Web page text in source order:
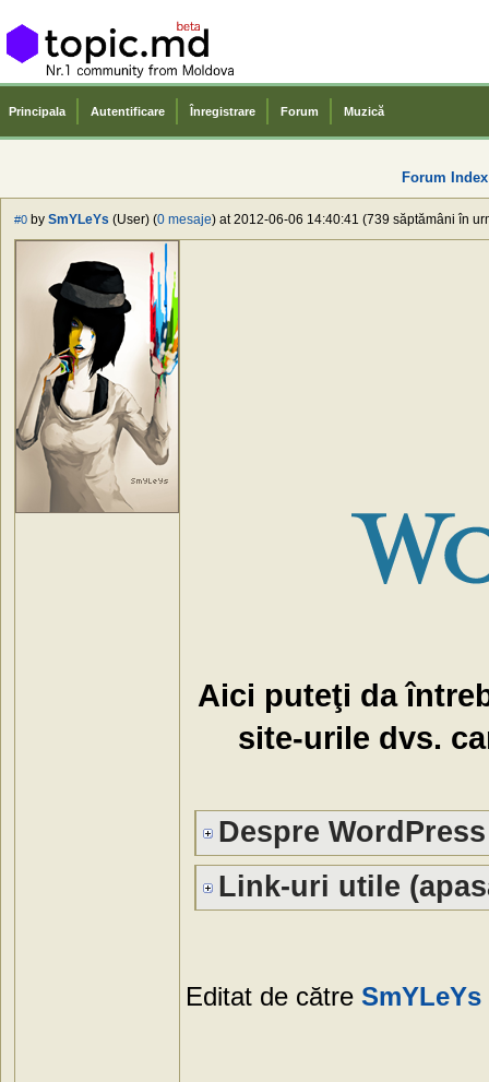
Principala Autentificare Înregistrare Forum Muzică
Forum Index
#0 by SmYLeYs (User) (0 mesaje) at 2012-06-06 14:40:41 (739 săptămâni în
Aici puteţi da
site-urile dvs.
Despre
Link-uri utile
Editat de către SmYLeYs